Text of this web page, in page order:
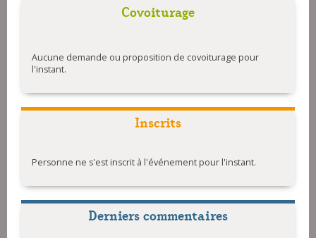
Covoiturage
Aucune demande ou proposition de covoiturage pour
l'instant.
Inscrits
Personne ne s'est inscrit à l'événement pour l'instant.
Derniers commentaires